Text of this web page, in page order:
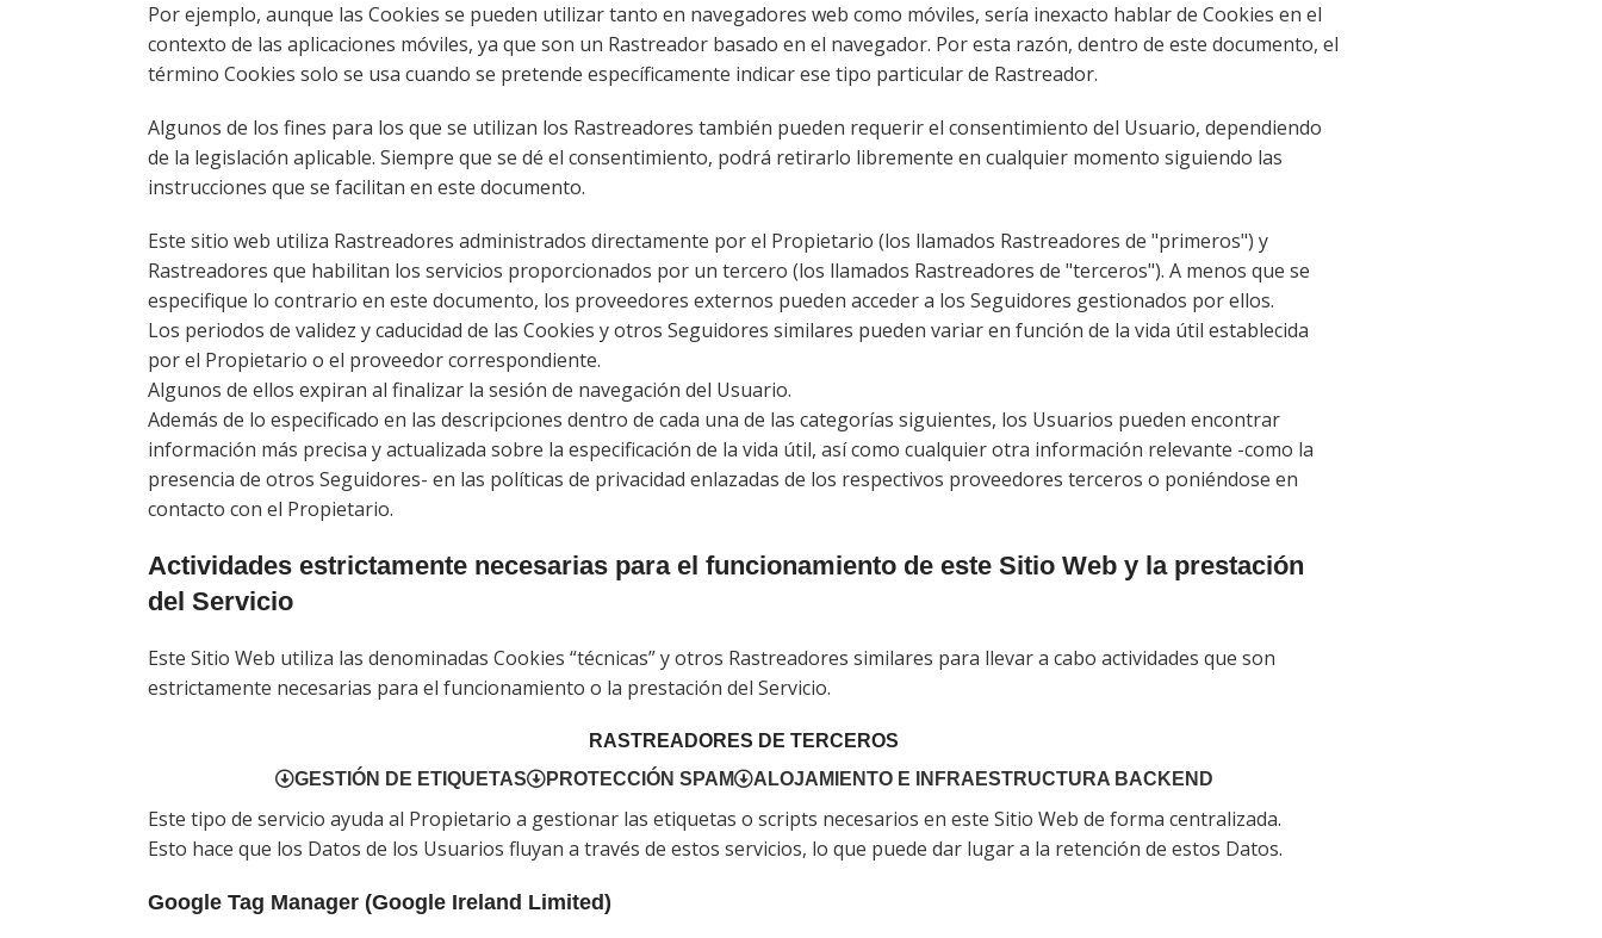
Por ejemplo, aunque las Cookies se pueden utilizar tanto en navegadores web como móviles, sería inexacto hablar de Cookies en el
contexto de las aplicaciones móviles, ya que son un Rastreador basado en el navegador. Por esta razón, dentro de este documento, el
término Cookies solo se usa cuando se pretende específicamente indicar ese tipo particular de Rastreador.
Algunos de los fines para los que se utilizan los Rastreadores también pueden requerir el consentimiento del Usuario, dependiendo
de la legislación aplicable. Siempre que se dé el consentimiento, podrá retirarlo libremente en cualquier momento siguiendo las
instrucciones que se facilitan en este documento.
Este sitio web utiliza Rastreadores administrados directamente por el Propietario (los llamados Rastreadores de "primeros") y
Rastreadores que habilitan los servicios proporcionados por un tercero (los llamados Rastreadores de "terceros"). A menos que se
especifique lo contrario en este documento, los proveedores externos pueden acceder a los Seguidores gestionados por ellos.
Los periodos de validez y caducidad de las Cookies y otros Seguidores similares pueden variar en función de la vida útil establecida
por el Propietario o el proveedor correspondiente.
Algunos de ellos expiran al finalizar la sesión de navegación del Usuario.
Además de lo especificado en las descripciones dentro de cada una de las categorías siguientes, los Usuarios pueden encontrar
información más precisa y actualizada sobre la especificación de la vida útil, así como cualquier otra información relevante -como la
presencia de otros Seguidores- en las políticas de privacidad enlazadas de los respectivos proveedores terceros o poniéndose en
contacto con el Propietario.
Actividades estrictamente necesarias para el funcionamiento de este Sitio Web y la prestación
del Servicio
Este Sitio Web utiliza las denominadas Cookies “técnicas” y otros Rastreadores similares para llevar a cabo actividades que son
estrictamente necesarias para el funcionamiento o la prestación del Servicio.
RASTREADORES DE TERCEROS
GESTIÓN DE ETIQUETAS
PROTECCIÓN SPAM ALOJAMIENTO E INFRAESTRUCTURA BACKEND
Este tipo de servicio ayuda al Propietario a gestionar las etiquetas o scripts necesarios en este Sitio Web de forma centralizada.
Esto hace que los Datos de los Usuarios fluyan a través de estos servicios, lo que puede dar lugar a la retención de estos Datos.
Google Tag Manager (Google Ireland Limited)